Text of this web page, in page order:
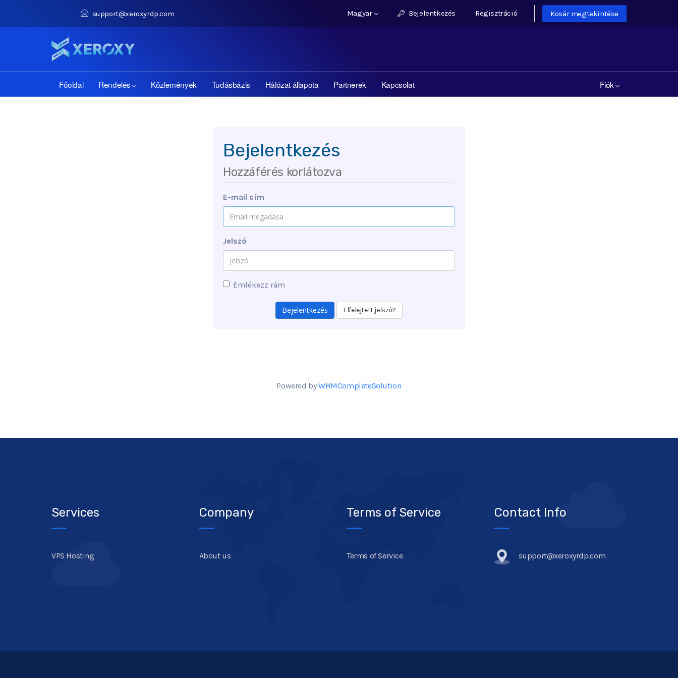
support@xeroxyrdp.com Magyar Bejelentkezés Regisztráció Kosár megtekintése
Főoldal Rendelés Közlemények Tudásbázis Hálózat állapota Partnerek Kapcsolat Fiók
Bejelentkezés
Hozzáférés korlátozva
E-mail cím
Jelszó
Emlékezz rám
Elfelejtett jelszó?
Powered byWHMCompleteSolution
Services
VPS Hosting
Company
About us
Terms of Service
Terms of Service
Contact Info
support@xeroxyrdp.com